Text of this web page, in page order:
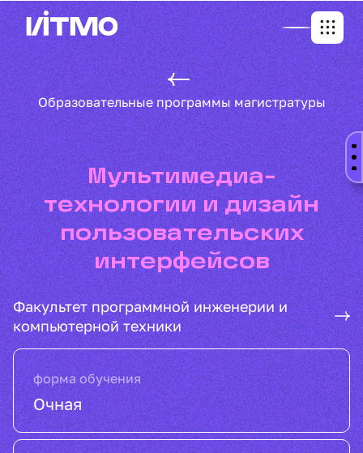
Образовательные программы магистратуры
Мультимедиа-
технологии и дизайн
пользовательских
интерфейсов
Факультет программной инженерии и
компьютерной техники
форма обучения
Очная